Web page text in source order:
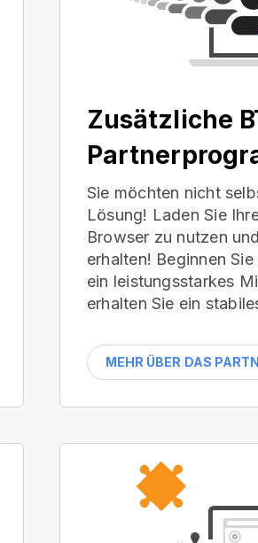
Zusätzliche
Sie möchten nicht
Lösung! Laden Sie
Browser zu nutzen
erhalten! Beginnen
ein leistungsstarkes
erhalten Sie ein
MEHR ÜBER DAS